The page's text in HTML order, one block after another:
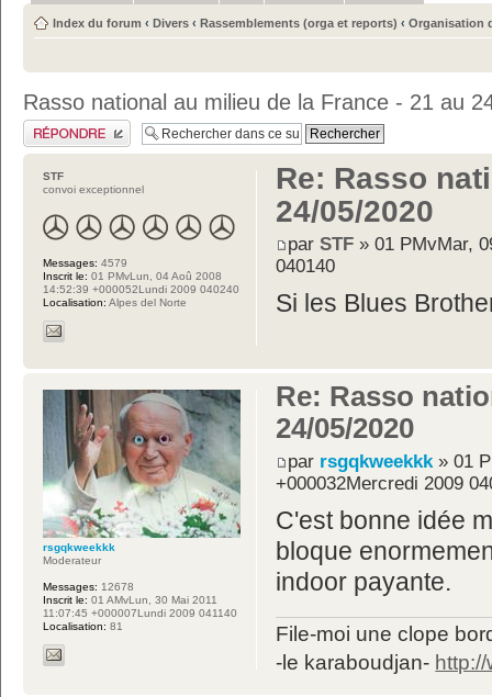
Index du forum ‹ Divers ‹ Rassemblements (orga et reports) ‹ Organisation
Rasso national au milieu de la France - 21 au
Publier une réponse
Re: Rasso
24/05/2020
parSTF » 01 PMvMar,
040140
Si les Blues
STF
convoi exceptionnel
Messages: 4579
Inscrit le: 01 PMvLun, 04 Aoû 2008
14:52:39 +000052Lundi 2009 040240
Localisation: Alpes del Norte
Re: Rasso
24/05/2020
par rsgqkweekkk » 01
+000032Mercredi 2009
C'est bonne idée
bloque
indoor payante.
File-moi une clope
-le karaboudjan-
rsgqkweekkk
Moderateur
Messages: 12678
Inscrit le: 01 AMvLun, 30 Mai 2011
11:07:45 +000007Lundi 2009 041140
Localisation: 81